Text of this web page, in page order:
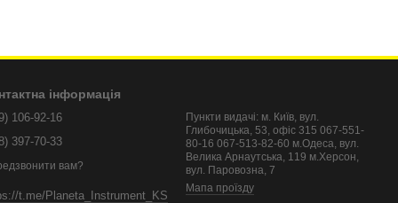
інформація
106-92-16
397-70-33
вам?
t.me/Planeta_Instrument_KS
Пункти видачі: м. Київ, вул.
Глибочицька, 53, офіс 315 067-551-
80-16 067-513-82-60 м.Одеса, вул.
Велика Арнаутська, 119 м.Херсон,
вул. Паровозна, 7
Мапа проїзду